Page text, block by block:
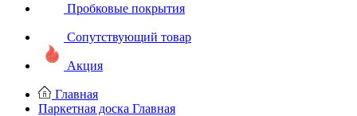
Пробковые покрытия
Сопутствующий товар
Акция
Главная
Паркетная доска Главная